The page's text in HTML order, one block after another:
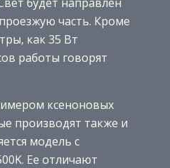
часть. Кроме
как 35 Вт
работы говорят
ксеноновых
производят также и
модель с
Ее отличают